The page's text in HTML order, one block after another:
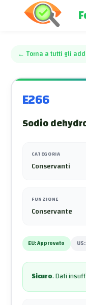
← Torna a tutti gli
E266
Sodio
CATEGORIA
Conservanti
FUNZIONE
Conservante
EU:Approvato US:
Sicuro.Dati